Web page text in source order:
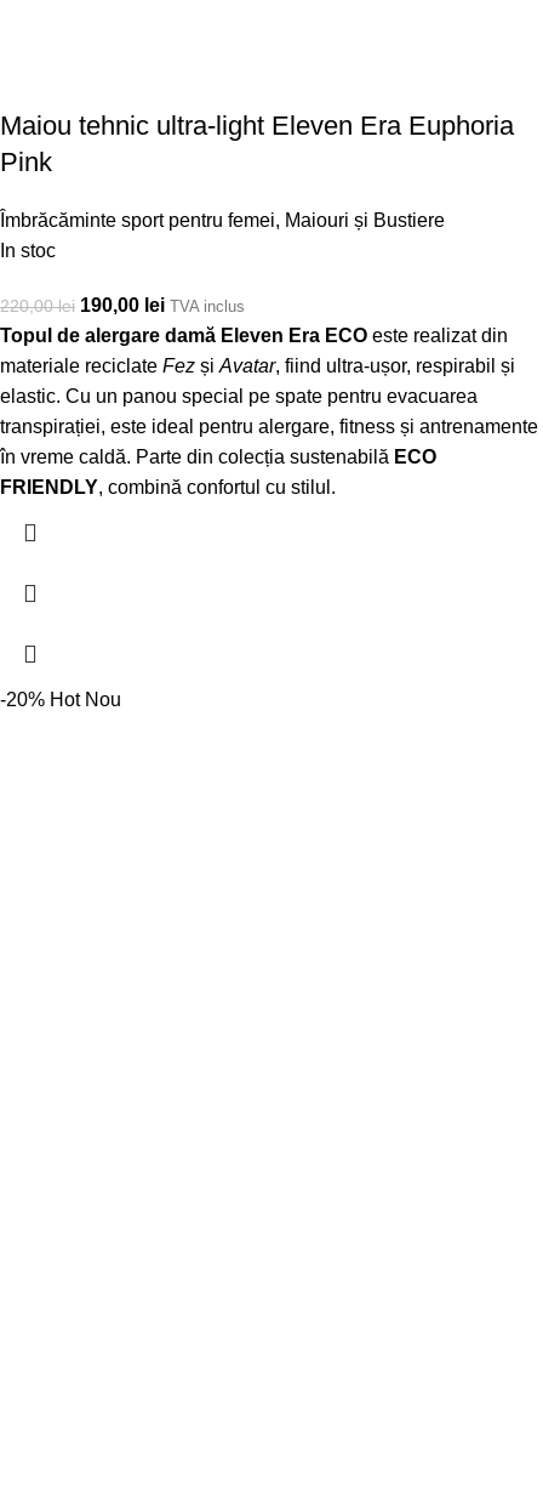
Maiou tehnic ultra-light Eleven Era Euphoria
Pink
Îmbrăcăminte sport pentru femei, Maiouri și Bustiere
In stoc
220,00lei 190,00 lei TVA inclus
Topul de alergare damă Eleven Era ECO este realizat din
materiale reciclate Fez și Avatar, fiind ultra-ușor, respirabil și
elastic. Cu un panou special pe spate pentru evacuarea
transpirației, este ideal pentru alergare, fitness și antrenamente
în vreme caldă. Parte din colecția sustenabilă ECO
FRIENDLY, combină confortul cu stilul.
-20% Hot Nou